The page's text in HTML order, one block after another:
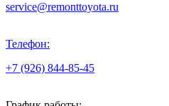
service@remonttoyota.ru
Телефон:
+7 (926) 844-85-45